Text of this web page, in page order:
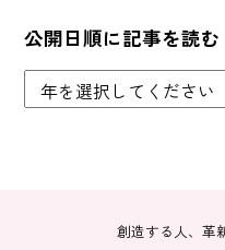
公開日順に記事を読む
創造する人、革